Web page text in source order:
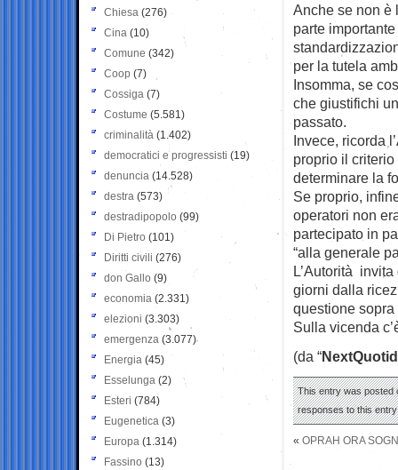
Anche se non è
parte
per la tutela
Insomma, se
che giustifichi
passato.
Invece, ricorda
proprio il
determinare la
Se proprio,
operatori non
partecipato in
“alla generale
L’Autorità
giorni dalla
questione sopra
Sulla vicenda
(da “
This entry was posted
responses to this
« OPRAH ORA
Chiesa (276)
Cina (10)
Comune (342)
Coop (7)
Cossiga (7)
Costume (5.581)
criminalità (1.402)
democratici e progressisti (19)
denuncia (14.528)
destra (573)
destradipopolo (99)
Di Pietro (101)
Diritti civili (276)
don Gallo (9)
economia (2.331)
elezioni (3.303)
emergenza (3.077)
Energia (45)
Esselunga (2)
Esteri (784)
Eugenetica (3)
Europa (1.314)
Fassino (13)